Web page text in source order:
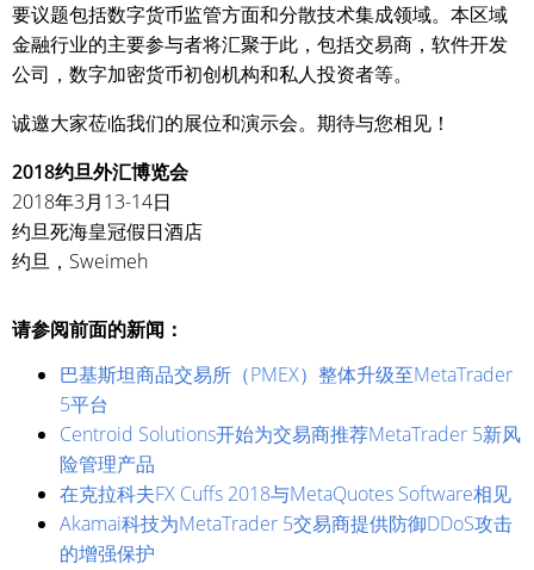
要议题包括数字货币监管方面和分散技术集成领域。本区域
金融行业的主要参与者将汇聚于此，包括交易商，软件开发
公司，数字加密货币初创机构和私人投资者等。
诚邀大家莅临我们的展位和演示会。期待与您相见！
2018约旦外汇博览会
2018年3月13-14日
约旦死海皇冠假日酒店
约旦，Sweimeh
请参阅前面的新闻：
巴基斯坦商品交易所（PMEX）整体升级至MetaTrader
5平台
Centroid Solutions开始为交易商推荐MetaTrader 5新风
险管理产品
在克拉科夫FX Cuffs 2018与MetaQuotes Software相见
Akamai科技为MetaTrader 5交易商提供防御DDoS攻击
的增强保护